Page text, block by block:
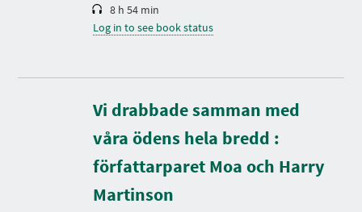
8 h 54 min
Log in to see book status
Vi drabbade samman med
våra ödens hela bredd :
författarparet Moa och Harry
Martinson
D
u
r
a